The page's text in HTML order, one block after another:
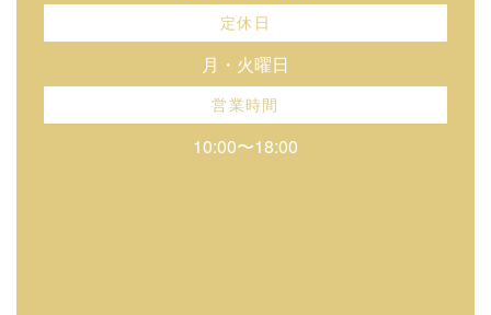
定休日
月・火曜日
営業時間
10:00〜18:00